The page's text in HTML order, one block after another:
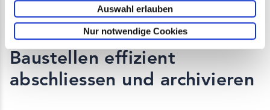
Auswahl erlauben
Nur notwendige Cookies
Baustellen effizient
abschliessen und archivieren